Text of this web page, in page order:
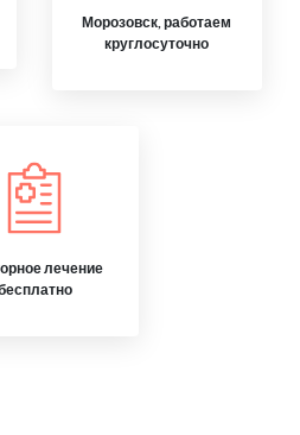
Морозовск, работаем
круглосуточно
лечение